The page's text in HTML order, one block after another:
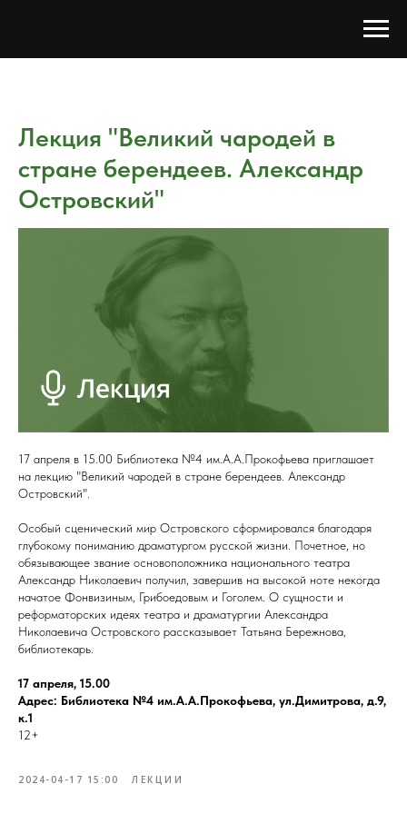
Лекция "Великий чародей в
стране берендеев. Александр
Островский"
17 апреля в 15.00 Библиотека №4 им.А.А.Прокофьева приглашает
на лекцию "Великий чародей в стране берендеев. Александр
Островский".
Особый сценический мир Островского сформировался благодаря
глубокому пониманию драматургом русской жизни. Почетное, но
обязывающее звание основоположника национального театра
Александр Николаевич получил, завершив на высокой ноте некогда
начатое Фонвизиным, Грибоедовым и Гоголем. О сущности и
реформаторских идеях театра и драматургии Александра
Николаевича Островского рассказывает Татьяна Бережнова,
библиотекарь.
17 апреля, 15.00
Адрес: Библиотека №4 им.А.А.Прокофьева, ул.Димитрова, д.9,
к.1
12+
2024-04-17 15:00 ЛЕКЦИИ